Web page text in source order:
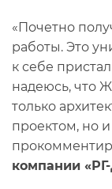
«Почетно
работы. Это
к себе
надеюсь, что
только
проектом, но
компании